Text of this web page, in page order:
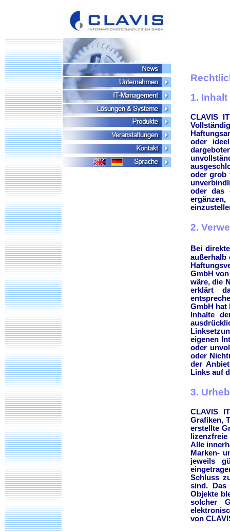
1.
CLAVIS
oder
oder grob
oder das
2.
Bei
außerhalb
GmbH
wäre, die
erklärt
GmbH hat
Inhalte
eigenen
oder
oder
der
Links auf
3.
CLAVIS
Grafiken,
erstellte
Alle
Marken-
jeweils
Schluss
sind. Das
Objekte
solcher
von